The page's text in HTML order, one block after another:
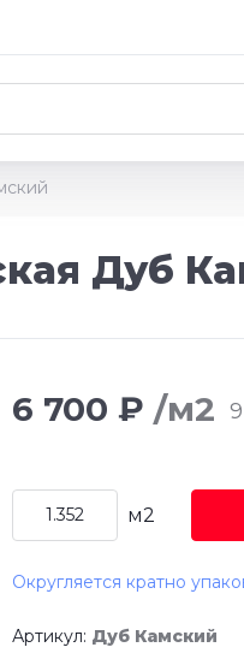
Дуб
6 700 ₽ /м2
м2
Округляется кратно
Артикул: Дуб Камский